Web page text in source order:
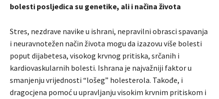
bolesti posljedica su genetike, ali i načina života
Stres, nezdrave navike u ishrani, nepravilni obrasci spavanja
i neuravnotežen način života mogu da izazovu više bolesti
poput dijabetesa, visokog krvnog pritiska, srčanih i
kardiovaskularnih bolesti. Ishrana je najvažniji faktor u
smanjenju vrijednosti “lošeg” holesterola. Takođe, i
dragocjena pomoć u upravljanju visokim krvnim pritiskom i